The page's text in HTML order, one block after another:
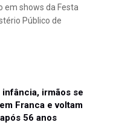
em shows da Festa
Público de
infância, irmãos se
Franca e voltam
56 anos